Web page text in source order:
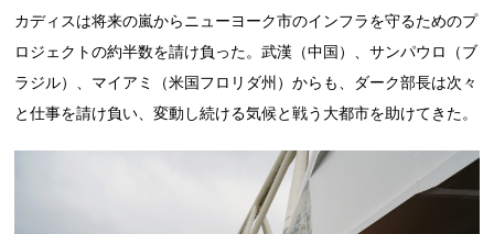
カディスは将来の嵐からニューヨーク市のインフラを守るためのプ
ロジェクトの約半数を請け負った。武漢（中国）、サンパウロ（ブ
ラジル）、マイアミ（米国フロリダ州）からも、ダーク部長は次々
と仕事を請け負い、変動し続ける気候と戦う大都市を助けてきた。